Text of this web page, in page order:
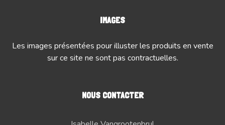
IMAGES
Les images présentées pour illuster les produits en vente
sur ce site ne sont pas contractuelles.
NOUS CONTACTER